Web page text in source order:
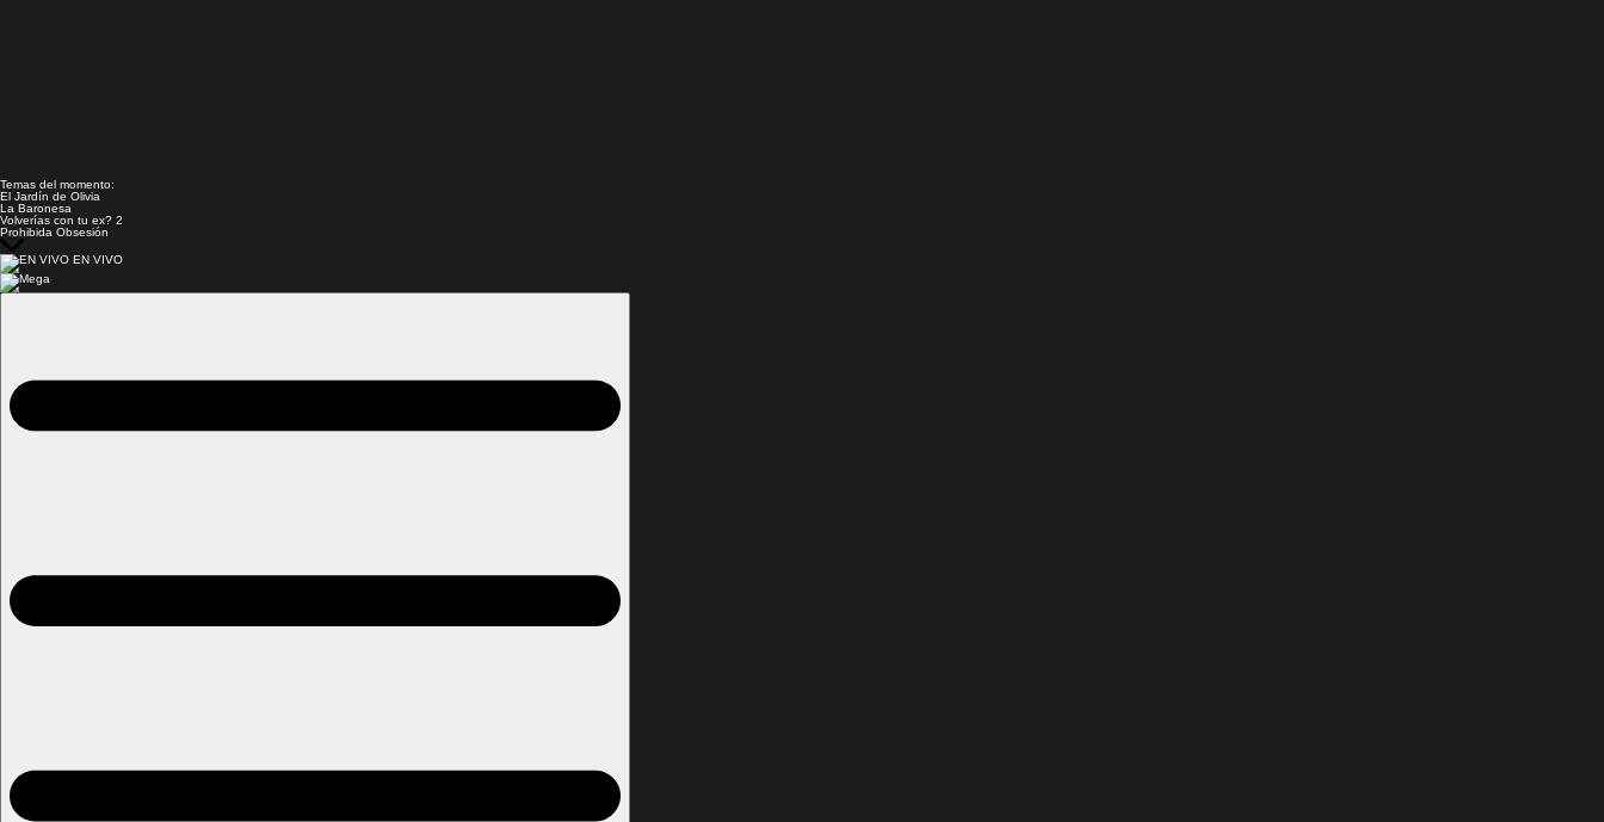
Temas del momento:
El Jardín de Olivia
La Baronesa
Volverías con tu ex? 2
Prohibida Obsesión
EN VIVO